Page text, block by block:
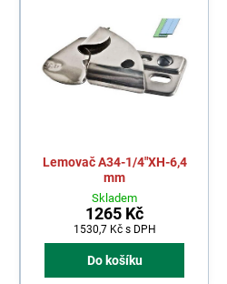
Lemovač A34-1/4"XH-6,4
mm
Skladem
1265 Kč
1530,7 Kč s DPH
Do košíku